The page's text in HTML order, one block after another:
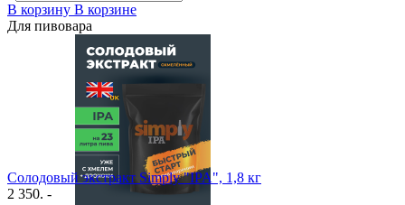
В корзину В корзине
Для пивовара
Солодовый экстракт Simply "IPA", 1,8 кг
2 350. -